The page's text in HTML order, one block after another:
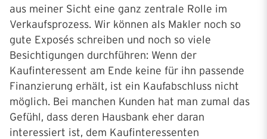
aus meiner Sicht eine ganz zentrale Rolle im
Verkaufsprozess. Wir können als Makler noch so
gute Exposés schreiben und noch so viele
Besichtigungen durchführen: Wenn der
Kaufinteressent am Ende keine für ihn passende
Finanzierung erhält, ist ein Kaufabschluss nicht
möglich. Bei manchen Kunden hat man zumal das
Gefühl, dass deren Hausbank eher daran
interessiert ist, dem Kaufinteressenten